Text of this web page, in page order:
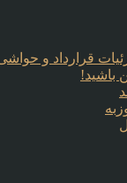
قرارداد و حواشی
باشید!